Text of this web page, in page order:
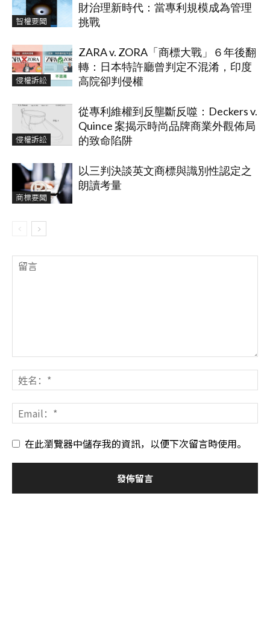
智權要聞
財治理新時代：當專利規模成為管理
挑戰
侵權訴訟
ZARA v. ZORA「商標大戰」６年後翻
轉：日本特許廳曾判定不混淆，印度
高院卻判侵權
侵權訴訟
從專利維權到反壟斷反噬：Deckers v.
Quince 案揭示時尚品牌商業外觀佈局
的致命陷阱
商標要聞
以三判決談英文商標與識別性認定之
朗讀考量
在此瀏覽器中儲存我的資訊，以便下次留言時使用。